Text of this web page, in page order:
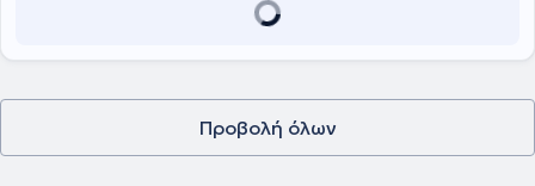
της Ευρωπαϊκής Ακαδημίας Πλαστικής Χειρουργικής, του Συλλόγου
Προβολή όλων